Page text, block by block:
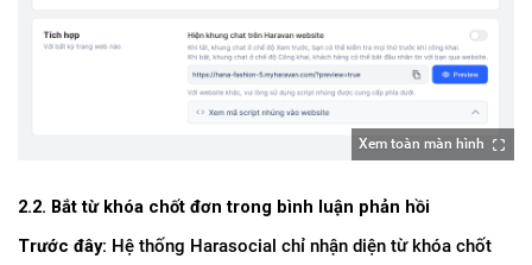
Xem toàn màn hình
2.2. Bắt từ khóa chốt đơn trong bình luận phản hồi
Trước đây: Hệ thống Harasocial chỉ nhận diện từ khóa chốt